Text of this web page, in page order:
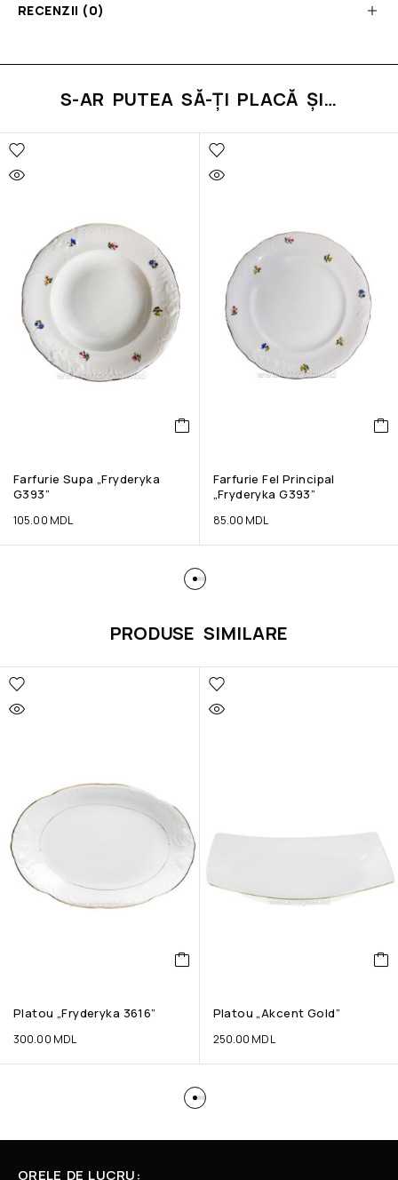
RECENZII (0)
S-AR PUTEA SĂ-ȚI PLACĂ ȘI…
Farfurie Supa „Fryderyka
G393”
105.00 MDL
Farfurie Fel Principal
„Fryderyka G393”
85.00 MDL
PRODUSE SIMILARE
Platou „Fryderyka 3616”
300.00 MDL
Platou „Akcent Gold”
250.00 MDL
ORELE DE LUCRU: